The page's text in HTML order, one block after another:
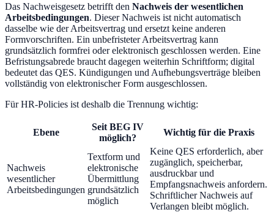
Das Nachweisgesetz betrifft den Nachweis der wesentlichen
Arbeitsbedingungen. Dieser Nachweis ist nicht automatisch
dasselbe wie der Arbeitsvertrag und ersetzt keine anderen
Formvorschriften. Ein unbefristeter Arbeitsvertrag kann
grundsätzlich formfrei oder elektronisch geschlossen werden. Eine
Befristungsabrede braucht dagegen weiterhin Schriftform; digital
bedeutet das QES. Kündigungen und Aufhebungsverträge bleiben
vollständig von elektronischer Form ausgeschlossen.
Für HR-Policies ist deshalb die Trennung wichtig:
Ebene
Seit BEG IV
möglich?
Wichtig für die Praxis
Nachweis
wesentlicher
Arbeitsbedingungen
Textform und
elektronische
Übermittlung
grundsätzlich
möglich
Keine QES erforderlich, aber
zugänglich, speicherbar,
ausdruckbar und
Empfangsnachweis anfordern.
Schriftlicher Nachweis auf
Verlangen bleibt möglich.